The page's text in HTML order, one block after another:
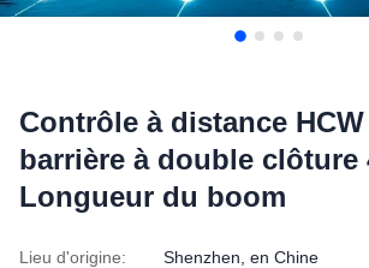
Contrôle à distance
barrière à double clôture
Longueur du boom
Lieu d'origine: Shenzhen, en Chine